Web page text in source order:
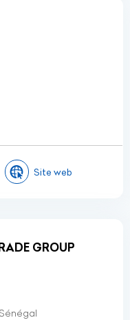
Site web
GROUP